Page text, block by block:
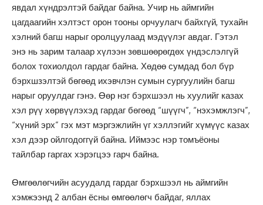
явдал хүндрэлтэй байдаг байна. Учир нь аймгийн
цагдаагийн хэлтэст орон тооны орчуулагч байхгүй, тухайн
хэлний багш нарыг оролцуулаад мэдүүлэг авдаг. Гэтэл
энэ нь зарим талаар хүлээн зөвшөөрөгдөх үндэслэлгүй
болох тохиолдол гардаг байна. Хөдөө сумдад бол бүр
бэрхшзэлтэй бөгөөд ихэвчлэн сумын сургуулийн багш
нарыг оруулдаг гэнэ. Өөр нэг бэрхшээл нь хуулийг казах
хэл рүү хөрвүүлэхэд гардаг бөгөөд “шүүгч”, “нэхэмжлэгч”,
“хүний эрх” гэх мэт мэргэжлийн үг хэллэгийг хүмүүс казах
хэл дээр ойлгодоггүй байна. Иймээс нэр томъёоны
тайлбар гаргах хэрэгцээ гарч байна.
Өмгөөлөгчийн асуудалд гардаг бэрхшээл нь аймгийн
хэмжээнд 2 албан ёсны өмгөөлөгч байдаг, яллах